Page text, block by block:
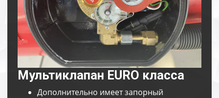
Мультиклапан EURO класса
Дополнительно имеет запорный